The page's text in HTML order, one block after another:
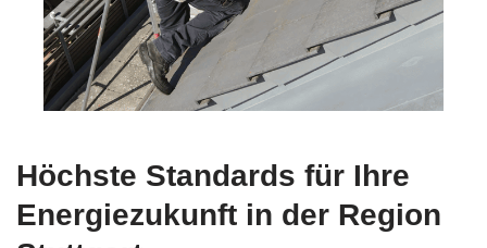
Höchste Standards für Ihre
Energiezukunft in der Region